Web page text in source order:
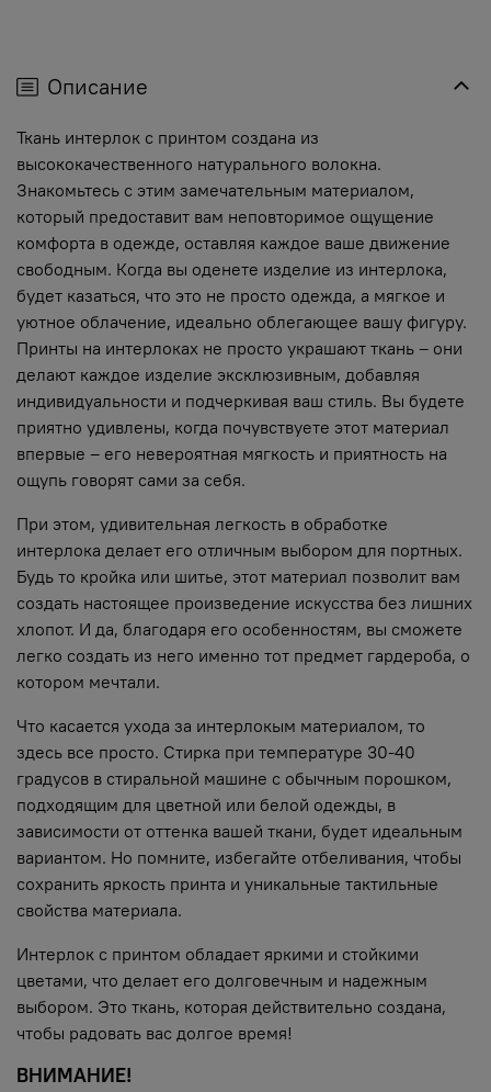
Описание
Ткань интерлок с принтом создана из
высококачественного натурального волокна.
Знакомьтесь с этим замечательным материалом,
который предоставит вам неповторимое ощущение
комфорта в одежде, оставляя каждое ваше движение
свободным. Когда вы оденете изделие из интерлока,
будет казаться, что это не просто одежда, а мягкое и
уютное облачение, идеально облегающее вашу фигуру.
Принты на интерлоках не просто украшают ткань – они
делают каждое изделие эксклюзивным, добавляя
индивидуальности и подчеркивая ваш стиль. Вы будете
приятно удивлены, когда почувствуете этот материал
впервые – его невероятная мягкость и приятность на
ощупь говорят сами за себя.
При этом, удивительная легкость в обработке
интерлока делает его отличным выбором для портных.
Будь то кройка или шитье, этот материал позволит вам
создать настоящее произведение искусства без лишних
хлопот. И да, благодаря его особенностям, вы сможете
легко создать из него именно тот предмет гардероба, о
котором мечтали.
Что касается ухода за интерлокым материалом, то
здесь все просто. Стирка при температуре 30-40
градусов в стиральной машине с обычным порошком,
подходящим для цветной или белой одежды, в
зависимости от оттенка вашей ткани, будет идеальным
вариантом. Но помните, избегайте отбеливания, чтобы
сохранить яркость принта и уникальные тактильные
свойства материала.
Интерлок с принтом обладает яркими и стойкими
цветами, что делает его долговечным и надежным
выбором. Это ткань, которая действительно создана,
чтобы радовать вас долгое время!
ВНИМАНИЕ!